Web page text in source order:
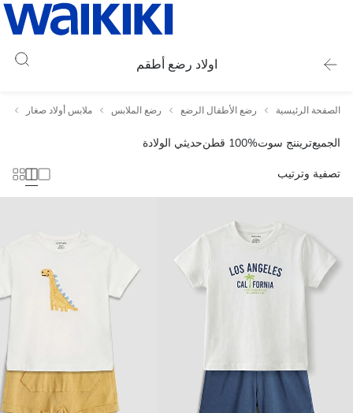
اولاد رضع أطقم
الصفحة الرئيسية رضع الأطفال الرضع رضع الملابس ملابس أولاد صغار
الجميعتريننج سوت100% قطن حديثي الولادة
تصفية وترتيب